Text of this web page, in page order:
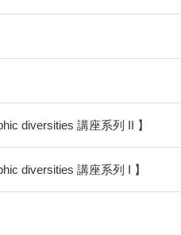
diversities 講座系列 II 】
diversities 講座系列 I 】